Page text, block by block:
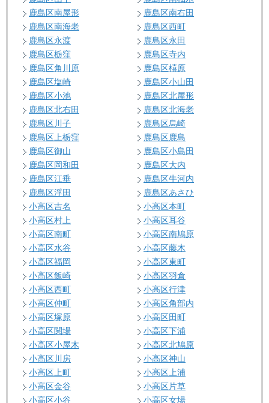
鹿島区南屋形
鹿島区南右田
鹿島区南海老
鹿島区西町
鹿島区永渡
鹿島区永田
鹿島区栃窪
鹿島区寺内
鹿島区角川原
鹿島区橲原
鹿島区塩崎
鹿島区小山田
鹿島区小池
鹿島区北屋形
鹿島区北右田
鹿島区北海老
鹿島区川子
鹿島区烏崎
鹿島区上栃窪
鹿島区鹿島
鹿島区御山
鹿島区小島田
鹿島区岡和田
鹿島区大内
鹿島区江垂
鹿島区牛河内
鹿島区浮田
鹿島区あさひ
小高区吉名
小高区本町
小高区村上
小高区耳谷
小高区南町
小高区南鳩原
小高区水谷
小高区藤木
小高区福岡
小高区東町
小高区飯崎
小高区羽倉
小高区西町
小高区行津
小高区仲町
小高区角部内
小高区塚原
小高区田町
小高区関場
小高区下浦
小高区小屋木
小高区北鳩原
小高区川房
小高区神山
小高区上町
小高区上浦
小高区金谷
小高区片草
小高区小谷
小高区女場